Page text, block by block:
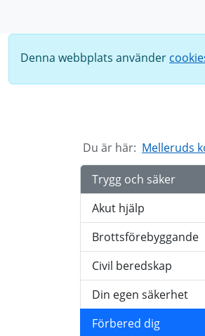
Denna webbplats använder
Du är här: Melleruds
Trygg och säker
Akut hjälp
Brottsförebyggande
Civil beredskap
Din egen säkerhet
Förbered dig